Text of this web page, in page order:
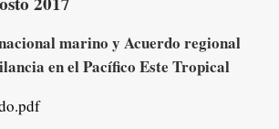
marino y Acuerdo regional
en el Pacífico Este Tropical